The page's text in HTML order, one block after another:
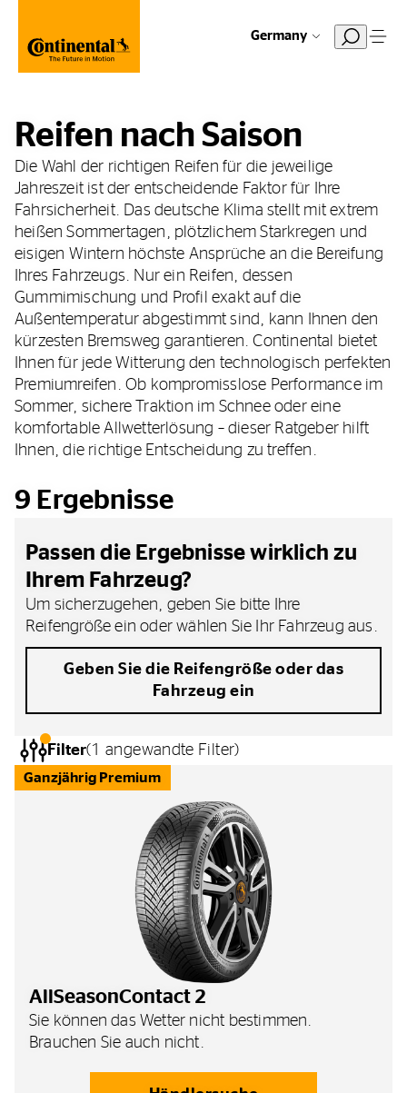
Germany
Reifen nach Saison
Die Wahl der richtigen Reifen für die jeweilige
Jahreszeit ist der entscheidende Faktor für Ihre
Fahrsicherheit. Das deutsche Klima stellt mit extrem
heißen Sommertagen, plötzlichem Starkregen und
eisigen Wintern höchste Ansprüche an die Bereifung
Ihres Fahrzeugs. Nur ein Reifen, dessen
Gummimischung und Profil exakt auf die
Außentemperatur abgestimmt sind, kann Ihnen den
kürzesten Bremsweg garantieren. Continental bietet
Ihnen für jede Witterung den technologisch perfekten
Premiumreifen. Ob kompromisslose Performance im
Sommer, sichere Traktion im Schnee oder eine
komfortable Allwetterlösung – dieser Ratgeber hilft
Ihnen, die richtige Entscheidung zu treffen.
9 Ergebnisse
Passen die Ergebnisse wirklich zu
Ihrem Fahrzeug?
Um sicherzugehen, geben Sie bitte Ihre
Reifengröße ein oder wählen Sie Ihr Fahrzeug aus.
Geben Sie die Reifengröße oder das
Fahrzeug ein
Filter(1 angewandte Filter)
Ganzjährig Premium
AllSeasonContact 2
Sie können das Wetter nicht bestimmen.
Brauchen Sie auch nicht.